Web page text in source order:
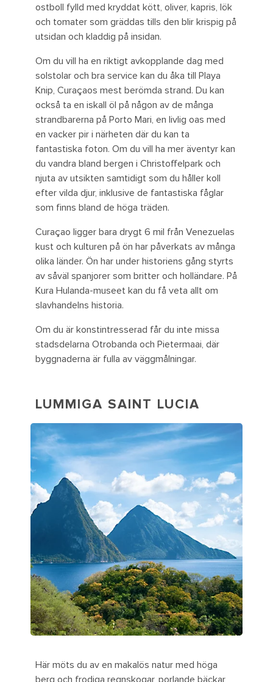
ostboll fylld med kryddat kött, oliver, kapris, lök
och tomater som gräddas tills den blir krispig på
utsidan och kladdig på insidan.
Om du vill ha en riktigt avkopplande dag med
solstolar och bra service kan du åka till Playa
Knip, Curaçaos mest berömda strand. Du kan
också ta en iskall öl på någon av de många
strandbarerna på Porto Mari, en livlig oas med
en vacker pir i närheten där du kan ta
fantastiska foton. Om du vill ha mer äventyr kan
du vandra bland bergen i Christoffelpark och
njuta av utsikten samtidigt som du håller koll
efter vilda djur, inklusive de fantastiska fåglar
som finns bland de höga träden.
Curaçao ligger bara drygt 6 mil från Venezuelas
kust och kulturen på ön har påverkats av många
olika länder. Ön har under historiens gång styrts
av såväl spanjorer som britter och holländare. På
Kura Hulanda-museet kan du få veta allt om
slavhandelns historia.
Om du är konstintresserad får du inte missa
stadsdelarna Otrobanda och Pietermaai, där
byggnaderna är fulla av väggmålningar.
LUMMIGA SAINT LUCIA
Här möts du av en makalös natur med höga